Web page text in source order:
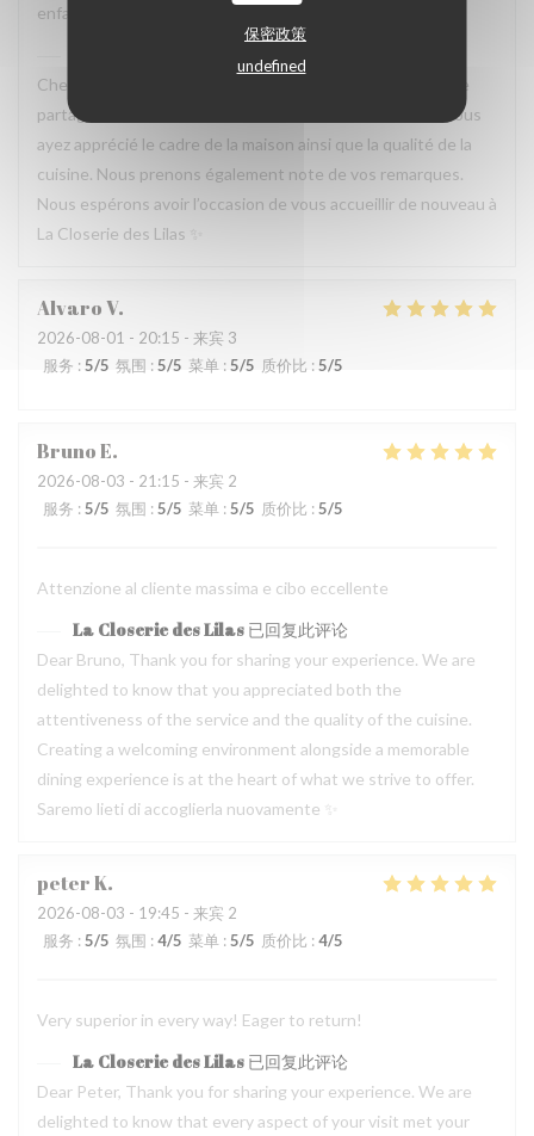
保密政策
undefined
enfants.
已回复此评论
Cher Simon, Nous vous remercions d’avoir pris le temps de
partager votre expérience. Nous sommes heureux que vous
ayez apprécié le cadre de la maison ainsi que la qualité de la
cuisine. Nous prenons également note de vos remarques.
Nous espérons avoir l’occasion de vous accueillir de nouveau à
La Closerie des Lilas ✨
AlvaroV
2026-08-01 - 20:15 - 来宾 3
服务 :5/5 氛围 :5/5 菜单 :5/5 质价比 :5/5
BrunoE
2026-08-03 - 21:15 - 来宾 2
服务 : 5/5 氛围 : 5/5 菜单 : 5/5 质价比 : 5/5
Attenzione al cliente massima e cibo eccellente
La Closerie des Lilas 已回复此评论
Dear Bruno, Thank you for sharing your experience. We are
delighted to know that you appreciated both the
attentiveness of the service and the quality of the cuisine.
Creating a welcoming environment alongside a memorable
dining experience is at the heart of what we strive to offer.
Saremo lieti di accoglierla nuovamente ✨
peterK
2026-08-03 - 19:45 - 来宾 2
服务 : 5/5 氛围 : 4/5 菜单 : 5/5 质价比 : 4/5
Very superior in every way! Eager to return!
La Closerie des Lilas 已回复此评论
Dear Peter, Thank you for sharing your experience. We are
delighted to know that every aspect of your visit met your